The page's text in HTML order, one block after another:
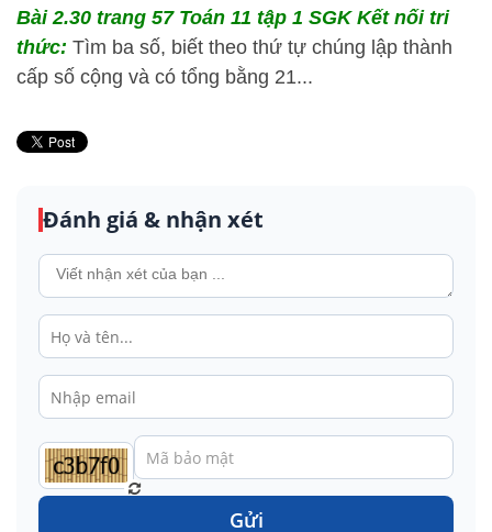
Bài 2.30 trang 57 Toán 11 tập 1 SGK Kết nối tri
thức: Tìm ba số, biết theo thứ tự chúng lập thành
cấp số cộng và có tổng bằng 21...
Đánh giá & nhận xét
Gửi